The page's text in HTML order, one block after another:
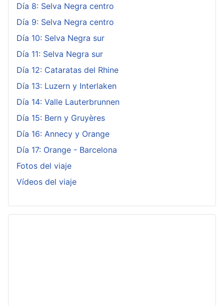
Día 8: Selva Negra centro
Día 9: Selva Negra centro
Día 10: Selva Negra sur
Día 11: Selva Negra sur
Día 12: Cataratas del Rhine
Día 13: Luzern y Interlaken
Día 14: Valle Lauterbrunnen
Día 15: Bern y Gruyères
Día 16: Annecy y Orange
Día 17: Orange - Barcelona
Fotos del viaje
Vídeos del viaje